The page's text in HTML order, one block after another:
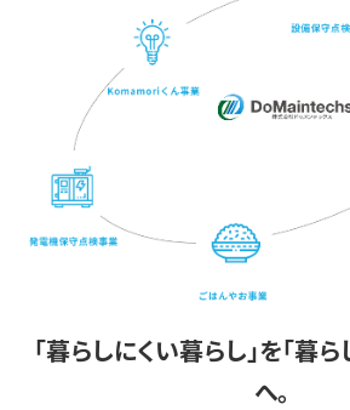
「暮らしにくい暮らし」を「暮
へ。